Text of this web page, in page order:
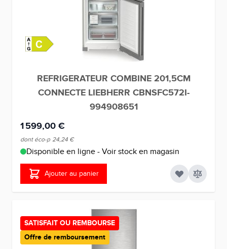
REFRIGERATEUR COMBINE 201,5CM
CONNECTE LIEBHERR CBNSFC572I-
994908651
1 599,00 €
dont éco-p 24,24 €
Disponible en ligne - Voir stock en magasin
Ajouter au panier
SATISFAIT OU REMBOURSE
Offre de remboursement